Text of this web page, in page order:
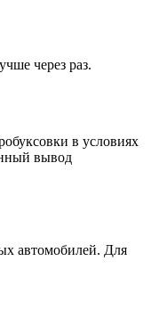
через раз.
в условиях
вывод
автомобилей. Для